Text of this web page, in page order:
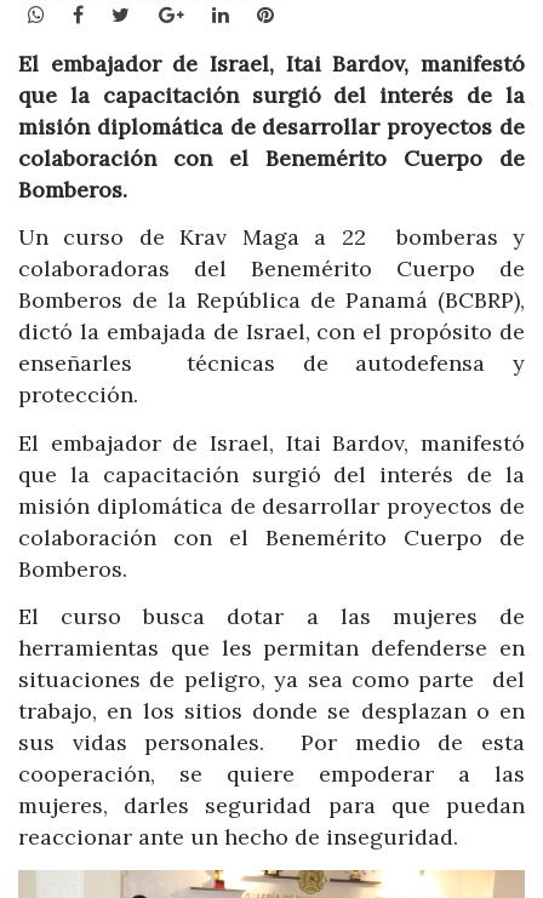
WhatsApp
Facebook
TwitterGoogle+LinkedInPinterest
El embajador de Israel, Itai Bardov, manifestó
que la capacitación surgió del interés de la
misión diplomática de desarrollar proyectos de
colaboración con el Benemérito Cuerpo de
Bomberos.
Un curso de Krav Maga a 22 bomberas y
colaboradoras del Benemérito Cuerpo de
Bomberos de la República de Panamá (BCBRP),
dictó la embajada de Israel, con el propósito de
enseñarles técnicas de autodefensa y
protección.
El embajador de Israel, Itai Bardov, manifestó
que la capacitación surgió del interés de la
misión diplomática de desarrollar proyectos de
colaboración con el Benemérito Cuerpo de
Bomberos.
El curso busca dotar a las mujeres de
herramientas que les permitan defenderse en
situaciones de peligro, ya sea como parte del
trabajo, en los sitios donde se desplazan o en
sus vidas personales. Por medio de esta
cooperación, se quiere empoderar a las
mujeres, darles seguridad para que puedan
reaccionar ante un hecho de inseguridad.